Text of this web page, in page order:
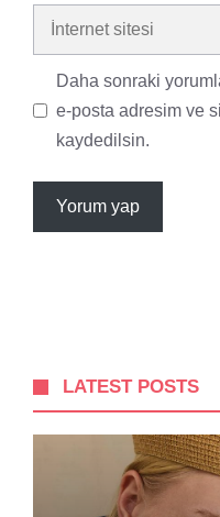
İnternet
Daha sonraki
e-posta adresim ve
kaydedilsin.
LATEST POSTS